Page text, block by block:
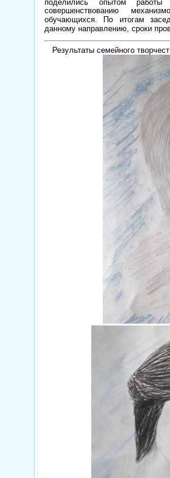
поделились опытом
совершенствованию
обучающихся.
По итогам
данному направлению, сроки
Результаты семейного